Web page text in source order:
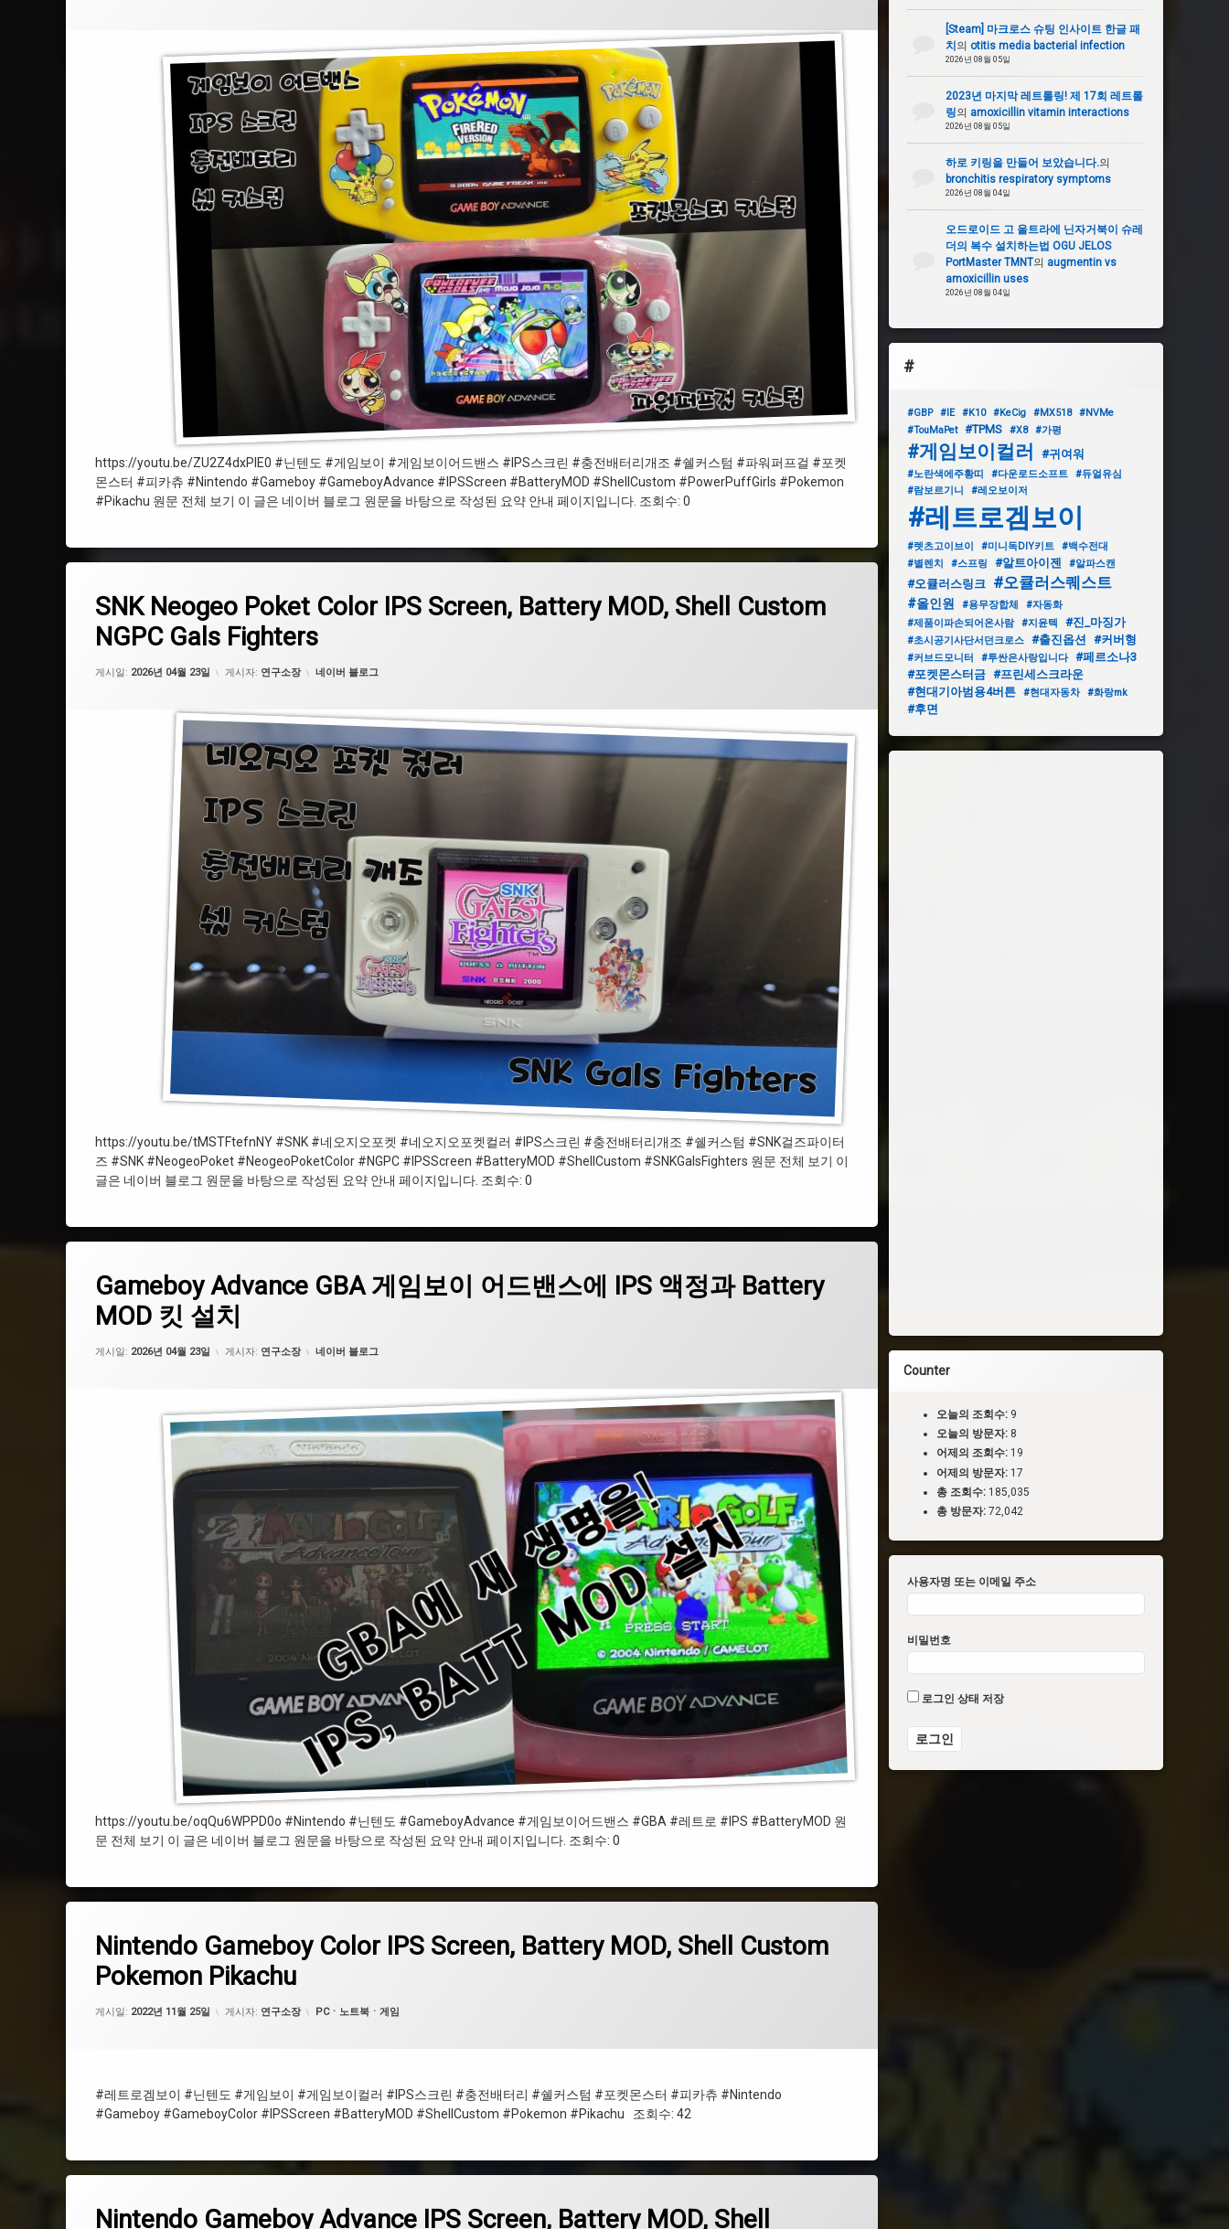
https://youtu.be/ZU2Z4dxPIE0 #닌텐도 #게임보이 #게임보이어드밴스 #IPS스크린 #충전배터리개조 #쉘커스텀 #파워퍼프걸 #포켓
몬스터 #피카츄 #Nintendo #Gameboy #GameboyAdvance #IPSScreen #BatteryMOD #ShellCustom #PowerPuffGirls #Pokemon
#Pikachu 원문 전체 보기 이 글은 네이버 블로그 원문을 바탕으로 작성된 요약 안내 페이지입니다. 조회수: 0
#Pokemon
#Gameboy
SNK Neogeo Poket Color IPS Screen, Battery MOD, Shell Custom
NGPC Gals Fighters
게시일: 2026년 04월 23일 게시자: 연구소장 카테고리:
네이버 블로그
https://youtu.be/tMSTFtefnNY #SNK #네오지오포켓 #네오지오포켓컬러 #IPS스크린 #충전배터리개조 #쉘커스텀 #SNK걸즈파이터
즈 #SNK #NeogeoPoket #NeogeoPoketColor #NGPC #IPSScreen #BatteryMOD #ShellCustom #SNKGalsFighters 원문 전체 보기 이
글은 네이버 블로그 원문을 바탕으로 작성된 요약 안내 페이지입니다. 조회수: 0
#IPS스크린
#NeogeoPoketColor
Gameboy Advance GBA 게임보이 어드밴스에 IPS 액정과 Battery
MOD 킷 설치
게시일: 2026년 04월 23일 게시자: 연구소장 카테고리:
네이버 블로그
https://youtu.be/oqQu6WPPD0o #Nintendo #닌텐도 #GameboyAdvance #게임보이어드밴스 #GBA #레트로 #IPS #BatteryMOD 원
문 전체 보기 이 글은 네이버 블로그 원문을 바탕으로 작성된 요약 안내 페이지입니다. 조회수: 0
#닌텐도
#GameboyAdvance
Nintendo Gameboy Color IPS Screen, Battery MOD, Shell Custom
Pokemon Pikachu
게시일: 2022년 11월 25일
업데이트 날짜: 2024년 03월 21일
게시자: 연구소장 카테고리:
PCㆍ노트북ㆍ게임
#레트로겜보이 #닌텐도 #게임보이 #게임보이컬러 #IPS스크린 #충전배터리 #쉘커스텀 #포켓몬스터 #피카츄 #Nintendo
#Gameboy #GameboyColor #IPSScreen #BatteryMOD #ShellCustom #Pokemon #Pikachu 조회수: 42
#쉘커스텀
#피카츄
Nintendo Gameboy Advance IPS Screen, Battery MOD, Shell
[Steam] 마크로스 슈팅 인사이트 한글 패
치의 otitis media bacterial infection
2026년 08월 05일
2023년 마지막 레트롤링! 제 17회 레트롤
링의 amoxicillin vitamin interactions
2026년 08월 05일
하로 키링을 만들어 보았습니다.의
bronchitis respiratory symptoms
2026년 08월 04일
오드로이드 고 울트라에 닌자거북이 슈레
더의 복수 설치하는법 OGU JELOS
PortMaster TMNT의 augmentin vs
amoxicillin uses
2026년 08월 04일
#
#GBP #IE #K10 #KeCig #MX518
#NVMe
#TouMaPet
#TPMS #X8 #가평
#게임보이컬러 #귀여워
#노란색에주황띠 #다운로드소프트
#듀얼유심
#람보르기니
#레오보이저
#레트로겜보이
#렛츠고이브이 #미니독DIY키트
#백수전대
#별렌치
#스프링 #알트아이젠 #알파스캔
#오큘러스링크 #오큘러스퀘스트
#올인원 #용무장합체
#자동화
#제품이파손되어온사람
#지윤텍 #진_마징가
#초시공기사단서던크로스 #출진옵션 #커버형
#커브드모니터 #투싼은사랑입니다
#페르소나3
#포켓몬스터금 #프린세스크라운
#현대기아범용4버튼
#현대자동차 #화랑mk
#후면
Counter
오늘의 조회수: 9
오늘의 방문자: 8
어제의 조회수: 19
어제의 방문자: 17
총 조회수: 185,035
총 방문자: 72,042
사용자명 또는 이메일 주소
비밀번호
로그인 상태 저장